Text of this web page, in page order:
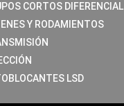
CORTOS DIFERENCIAL
Y RODAMIENTOS
LSD